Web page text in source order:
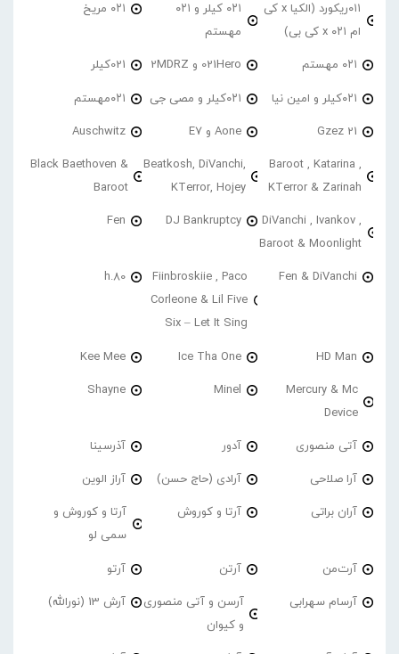
۰۱۱ریکورد (الکیا x کی
ام ۰۲۱ x کی بی)
۰۲۱ کیلر و ۰۲۱
مهستم
۰۲۱ مریخ
۰۲۱ مهستم 021Hero و 2MDRZ 021کیلر
۰۲۱کیلر و امین نیا ۰۲۱کیلر و مصی جی ۰۲۱مهستم
21 Gzez Aone و E7 Auschwitz
Baroot , Katarina ,
KTerror & Zarinah
Beatkosh, DiVanchi,
KTerror, Hojey
Black Baethoven &
Baroot
DiVanchi , Ivankov ,
Baroot & Moonlight
DJ Bankruptcy
Fen
Fen & DiVanchi
Fiinbroskiie , Paco
Corleone & Lil Five
Six – Let It Sing
h.80
HD Man
Ice Tha One
Kee Mee
Mercury & Mc
Device
Minel
Shayne
آتی منصوری آدور آذرسینا
آرا صلاحی آرادی (حاج حسن) آراز الوین
آران براتی آرتا و کوروش
آرتا و کوروش و
سمی لو
آرت‌من آرتن آرتو
آرسام سهرابی
آرسن و آتی منصوری
و کیوان
آرش 13 (نورالله)